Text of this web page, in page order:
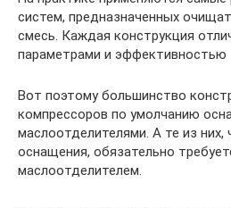
систем, предназначенных
смесь. Каждая конструкция
параметрами и эффективностью
Вот поэтому большинство
компрессоров по умолчанию
маслоотделителями. А те из
оснащения, обязательно
маслоотделителем.